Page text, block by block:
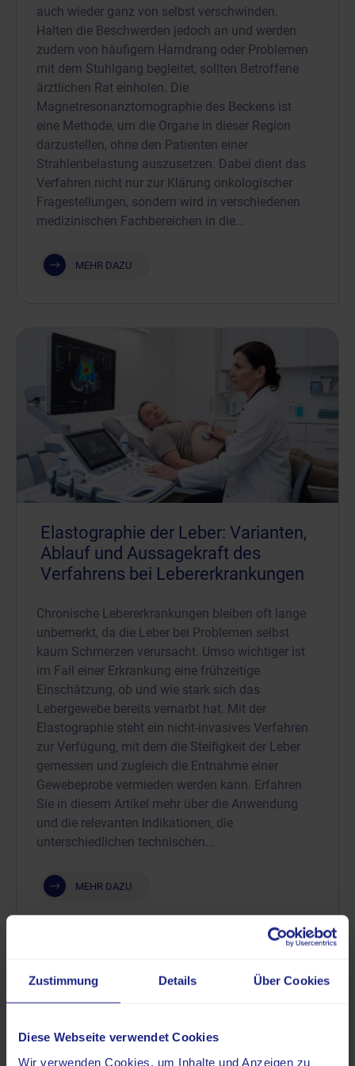
Zustimmung Details Über Cookies
Diese Webseite verwendet Cookies
Wir verwenden Cookies, um Inhalte und Anzeigen zu
auch wieder ganz von selbst verschwinden.
Halten die Beschwerden jedoch an und werden
zudem von häufigem Harndrang oder Problemen
mit dem Stuhlgang begleitet, sollten Betroffene
ärztlichen Rat einholen. Die
Magnetresonanztomographie des Beckens ist
eine Methode, um die Organe in dieser Region
darzustellen, ohne den Patienten einer
Strahlenbelastung auszusetzen. Dabei dient das
Verfahren nicht nur zur Klärung onkologischer
Fragestellungen, sondern wird in verschiedenen
medizinischen Fachbereichen in die...
MEHR DAZU
Elastographie der Leber: Varianten,
Ablauf und Aussagekraft des
Verfahrens bei Lebererkrankungen
Chronische Lebererkrankungen bleiben oft lange
unbemerkt, da die Leber bei Problemen selbst
kaum Schmerzen verursacht. Umso wichtiger ist
im Fall einer Erkrankung eine frühzeitige
Einschätzung, ob und wie stark sich das
Lebergewebe bereits vernarbt hat. Mit der
Elastographie steht ein nicht-invasives Verfahren
zur Verfügung, mit dem die Steifigkeit der Leber
gemessen und zugleich die Entnahme einer
Gewebeprobe vermieden werden kann. Erfahren
Sie in diesem Artikel mehr über die Anwendung
und die relevanten Indikationen, die
unterschiedlichen technischen...
MEHR DAZU